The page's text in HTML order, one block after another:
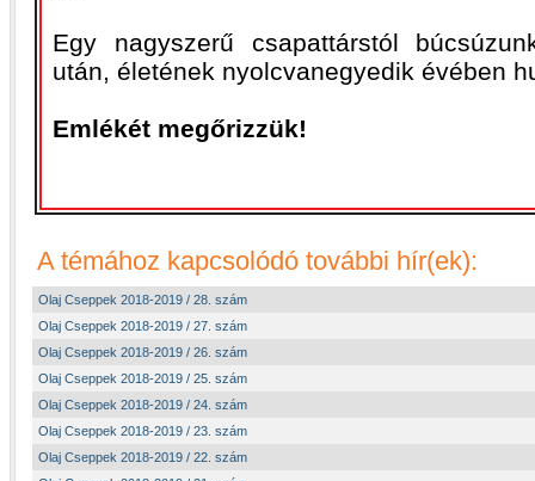
Egy nagyszerű csapattárstól
után, életének nyolcvanegyedik évében
Emlékét megőrizzük!
A témához kapcsolódó további hír(ek):
Olaj Cseppek 2018-2019 / 28. szám
Olaj Cseppek 2018-2019 / 27. szám
Olaj Cseppek 2018-2019 / 26. szám
Olaj Cseppek 2018-2019 / 25. szám
Olaj Cseppek 2018-2019 / 24. szám
Olaj Cseppek 2018-2019 / 23. szám
Olaj Cseppek 2018-2019 / 22. szám